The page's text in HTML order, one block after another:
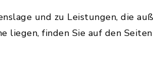
und zu Leistungen, die
liegen, finden Sie auf den